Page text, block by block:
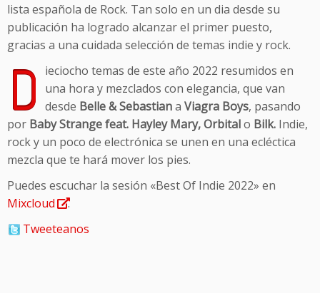
lista española de Rock. Tan solo en un dia desde su
publicación ha logrado alcanzar el primer puesto,
gracias a una cuidada selección de temas indie y rock.
D
ieciocho temas de este año 2022 resumidos en
una hora y mezclados con elegancia, que van
desde Belle & Sebastiana Viagra Boys, pasando
por Baby Strange feat. Hayley Mary, Orbitalo Bilk. Indie,
rock y un poco de electrónica se unen en una ecléctica
mezcla que te hará mover los pies.
Puedes escuchar la sesión «Best Of Indie 2022» en
Mixcloud
.
Tweeteanos